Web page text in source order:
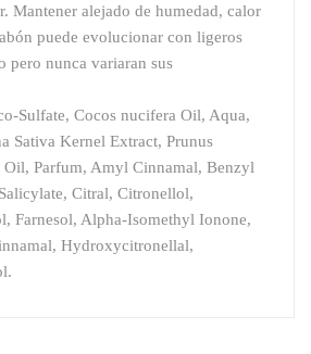
Mantener alejado de humedad, calor
puede evolucionar con ligeros
pero nunca variaran sus
Sulfate, Cocos nucifera Oil, Aqua,
Sativa Kernel Extract, Prunus
Parfum, Amyl Cinnamal, Benzyl
Citral, Citronellol,
Farnesol, Alpha-Isomethyl Ionone,
Hydroxycitronellal,